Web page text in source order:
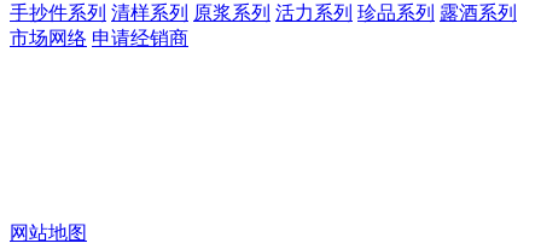
手抄件系列 清样系列 原浆系列 活力系列 珍品系列 露酒系列
市场网络 申请经销商
网站地图